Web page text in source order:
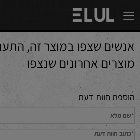
אנשים שצפו במוצר זה,
מוצרים אחרונים שנצפו
הוספת חוות דעת